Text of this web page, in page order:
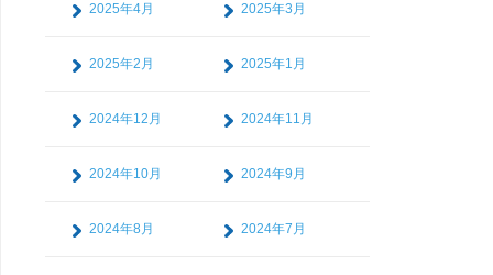
2025年4月 2025年3月
2025年2月 2025年1月
2024年12月 2024年11月
2024年10月 2024年9月
2024年8月 2024年7月